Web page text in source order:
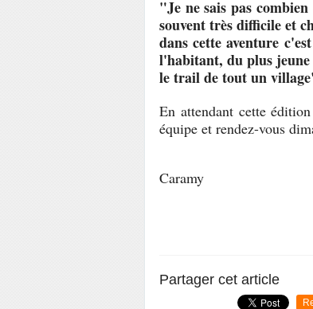
"Je ne sais pas
souvent très difficile et
dans cette aventure
l'habitant, du plus
le trail de tout un
En attendant cette
équipe et rendez-vous
Caramy
Partager cet article